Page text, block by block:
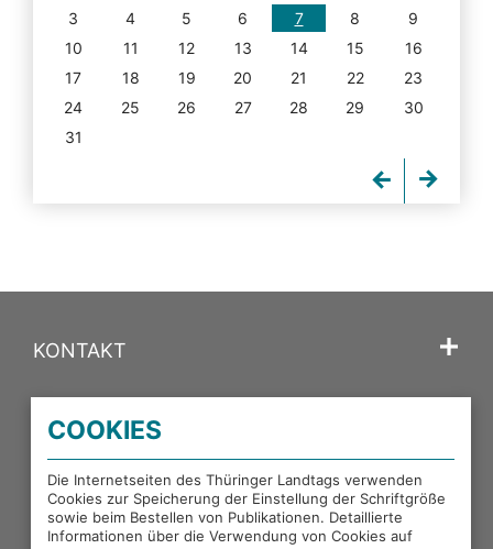
3
4 5 6 7 8
9
10
11 12 13 14 15
16
17
18 19 20 21 22
23
24
25 26 27 28 29
30
31
KONTAKT
PORTALE DES THÜRINGER LANDTAGS
EXTERNE LINKS
COOKIES
Die Internetseiten des Thüringer Landtags verwenden
Cookies zur Speicherung der Einstellung der Schriftgröße
sowie beim Bestellen von Publikationen. Detaillierte
Informationen über die Verwendung von Cookies auf